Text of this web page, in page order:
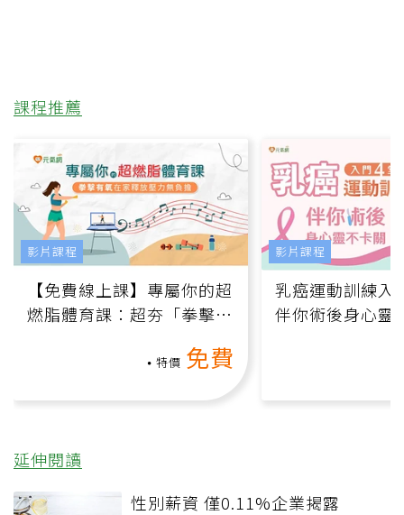
課程推薦
【免費線上課】專屬你的超
燃脂體育課：超夯「拳擊有
特價 免費
影片課程
乳癌運動訓練入
伴你術後身心靈
影片課程
延伸閱讀
性別薪資 僅0.11%企業揭露